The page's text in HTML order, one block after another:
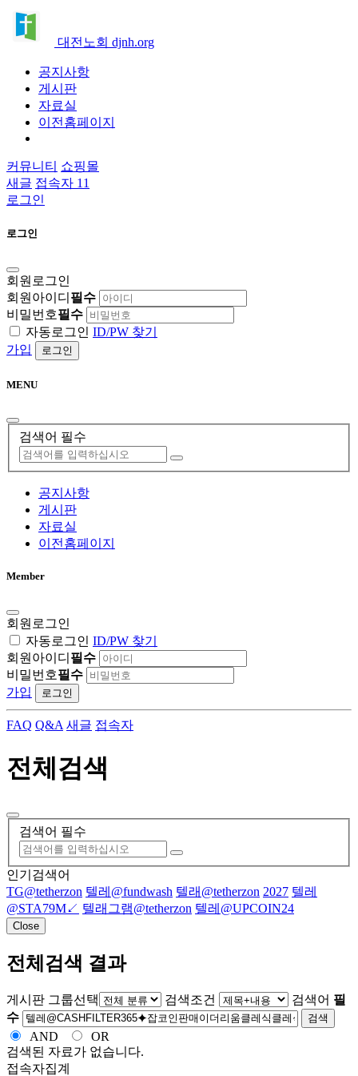
대전노회 djnh.org
공지사항
게시판
자료실
이전홈페이지
커뮤니티 쇼핑몰
새글 접속자 11
로그인
로그인
회원로그인
회원아이디 필수
비밀번호필수
자동로그인 ID/PW 찾기
가입
로그인
MENU
검색어 필수
공지사항
게시판
자료실
이전홈페이지
Member
회원로그인
자동로그인 ID/PW 찾기
회원아이디 필수
비밀번호필수
가입
로그인
FAQ Q&A 새글 접속자
전체검색
검색어 필수
인기검색어
TG@tetherzon 텔레@fundwash 텔래@tetherzon 2027 텔레
@STA79M↙ 텔래그램@tetherzon 텔레@UPCOIN24
Close
전체검색 결과
게시판 그룹선택 검색조건 검색어 필
수
검색
AND
OR
검색된 자료가 없습니다.
접속자집계